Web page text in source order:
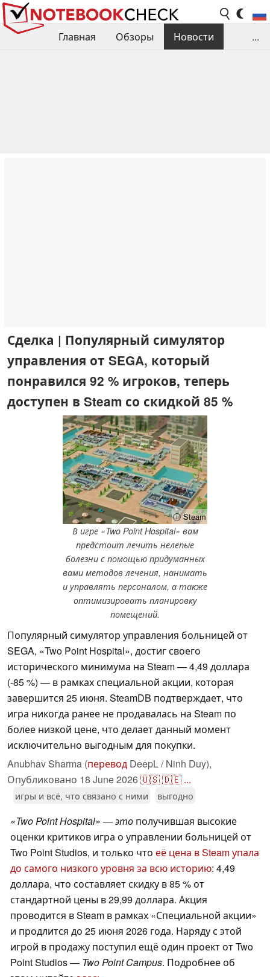
Главная Обзоры
Новости
...
Сделка | Популярный симулятор
управления от SEGA, который
понравился 92 % игроков, теперь
доступен в Steam со скидкой 85 %
ⓘ Steam
В игре «Two Point Hospital» вам
предстоит лечить нелепые
болезни с помощью придуманных
вами методов лечения, нанимать
и управлять персоналом, а также
оптимизировать планировку
помещений.
Популярный симулятор управления больницей от
SEGA, «Two Point Hospital», достиг своего
исторического минимума на Steam — 4,49 доллара
(-85 %) — в рамках специальной акции, которая
завершится 25 июня. SteamDB подтверждает, что
игра никогда ранее не продавалась на Steam по
более низкой цене, что делает данный момент
исключительно выгодным для покупки.
Anubhav Sharma (перевод DeepL / Ninh Duy),
Опубликовано 18 June 2026🇺🇸🇩🇪 ...
игры и всё, что связано с ними выгодно
«Two Point Hospital» — это получившая высокие
оценки критиков игра о управлении больницей от
Two Point Studios, и только что её цена в Steam упала
до самого низкого уровня за всю историю: 4,49
доллара, что составляет скидку в 85 % от
стандартной цены в 29,99 доллара. Акция
проводится в Steam в рамках «Специальной акции»
и продлится до 25 июня 2026 года. Наряду с этой
игрой в продажу поступил ещё один проект от Two
Point Studios — Two Point Campus. Подробнее об